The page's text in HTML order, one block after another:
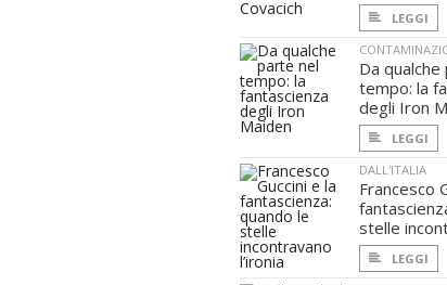
LEGGI
Da
tempo: la
degli Iron
LEGGI
DALL'ITALIA
Francesco
stelle
LEGGI